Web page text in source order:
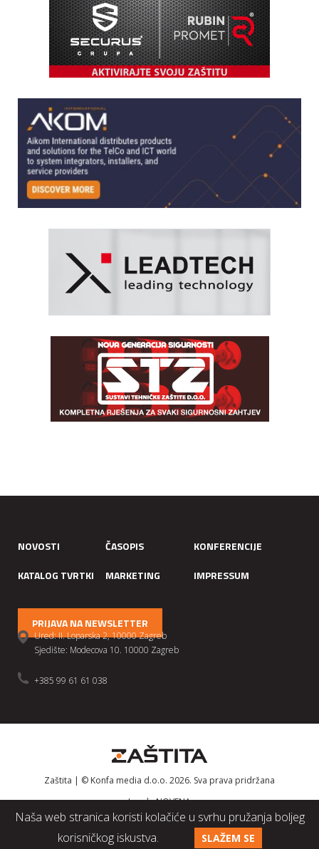
Naša web stranica koristi kolačiće u svrhu pružanja boljeg
korisničkog iskustva.
SLAŽEM SE
NOVOSTI ČASOPIS
KONFERENCIJE
KATALOG TVRTKI
MARKETING IMPRESSUM
PRIJAVA NA NEWSLETTER
Ured: II. Loparska 2, 10000 Zagreb
Sjedište: Modecova 10. 10000 Zagreb
+385 99 61 61 038
Zaštita | © Konfa media d.o.o. 2026. Sva prava pridržana
IzradaNOVENA